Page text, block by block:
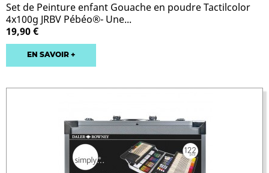
Set de Peinture enfant Gouache en poudre Tactilcolor
4x100g JRBV Pébéo®- Une...
19,90 €
EN SAVOIR +